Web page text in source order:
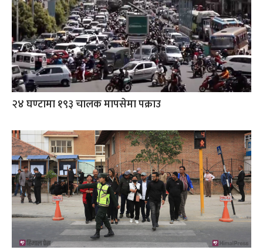
२४ घण्टामा १९३ चालक मापसेमा पक्राउ